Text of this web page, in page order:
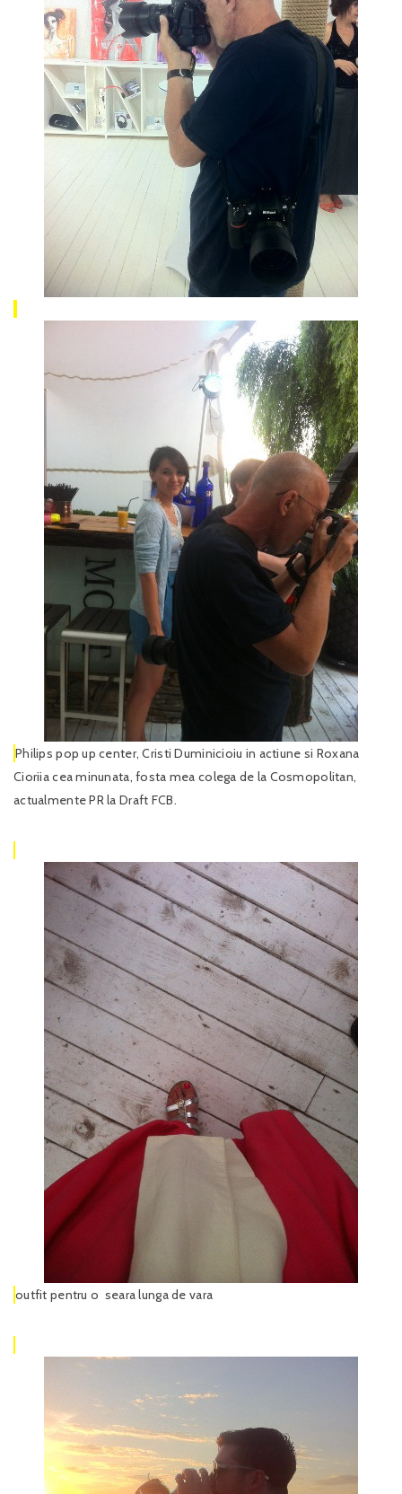
Philips pop up center, Cristi Duminicioiu in actiune si Roxana
Cioriia cea minunata, fosta mea colega de la Cosmopolitan,
actualmente PR la Draft FCB.
outfit pentru o seara lunga de vara